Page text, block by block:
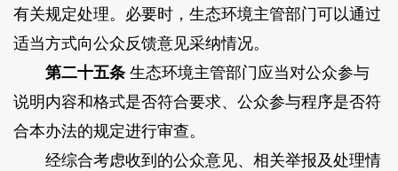
有关规定处理。必要时，生态环境主管部门可以通过
适当方式向公众反馈意见采纳情况。
第二十五条生态环境主管部门应当对公众参与
说明内容和格式是否符合要求、公众参与程序是否符
合本办法的规定进行审查。
经综合考虑收到的公众意见、相关举报及处理情